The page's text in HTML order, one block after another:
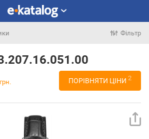
Фільтр
грн. ПОРІВНЯТИ ЦІНИ 2